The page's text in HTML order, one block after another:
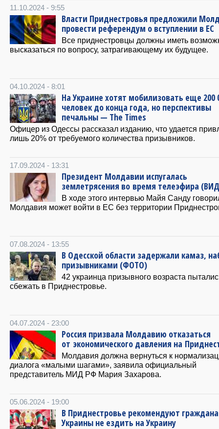
11.10.2024 - 9:55
Власти Приднестровья предложили
провести референдум о вступлении в ЕС
Все приднестровцы должны иметь
высказаться по вопросу, затрагивающему их будущее.
04.10.2024 - 8:01
На Украине хотят мобилизовать еще 200
человек до конца года, но перспективы
печальны — The Times
Офицер из Одессы рассказал изданию, что удается
лишь 20% от требуемого количества призывников.
17.09.2024 - 13:31
Президент Молдавии испугалась
землетрясения во время телеэфира
В ходе этого интервью Майя Санду
Молдавия может войти в ЕС без территории
07.08.2024 - 13:55
​В Одесской области задержали камаз,
призывниками (ФОТО)
42 украинца призывного возраста
сбежать в Приднестровье.
04.07.2024 - 23:00
Россия призвала Молдавию отказаться
от экономического давления на
Молдавия должна вернуться к
диалога «малыми шагами», заявила официальный
представитель МИД РФ Мария Захарова.
05.06.2024 - 19:00
В Приднестровье рекомендуют
Украины не ездить на Украину